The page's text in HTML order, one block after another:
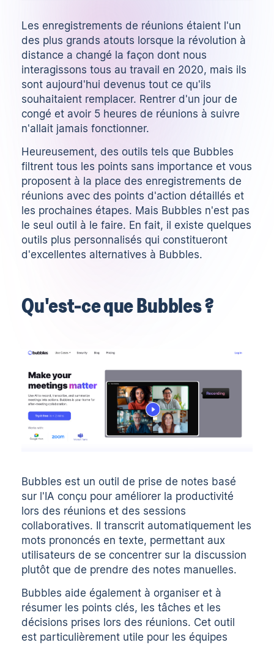
Les enregistrements de réunions étaient l'un
des plus grands atouts lorsque la révolution à
distance a changé la façon dont nous
interagissons tous au travail en 2020, mais ils
sont aujourd'hui devenus tout ce qu'ils
souhaitaient remplacer. Rentrer d'un jour de
congé et avoir 5 heures de réunions à suivre
n'allait jamais fonctionner.
Heureusement, des outils tels que Bubbles
filtrent tous les points sans importance et vous
proposent à la place des enregistrements de
réunions avec des points d'action détaillés et
les prochaines étapes. Mais Bubbles n'est pas
le seul outil à le faire. En fait, il existe quelques
outils plus personnalisés qui constitueront
d'excellentes alternatives à Bubbles.
Qu'est-ce que Bubbles ?
Bubbles est un outil de prise de notes basé
sur l'IA conçu pour améliorer la productivité
lors des réunions et des sessions
collaboratives. Il transcrit automatiquement les
mots prononcés en texte, permettant aux
utilisateurs de se concentrer sur la discussion
plutôt que de prendre des notes manuelles.
Bubbles aide également à organiser et à
résumer les points clés, les tâches et les
décisions prises lors des réunions. Cet outil
est particulièrement utile pour les équipes